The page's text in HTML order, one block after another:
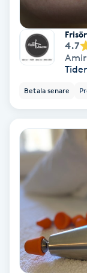
Nagelförlängning
Nagelklippning
Nagelsvamp
Nageltrång
Nagelvård
4.7
Betala senare